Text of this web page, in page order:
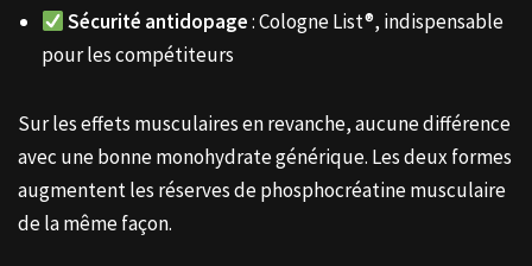
Sécurité antidopage: Cologne List®, indispensable
pour les compétiteurs
Sur les effets musculaires en revanche, aucune différence
avec une bonne monohydrate générique. Les deux formes
augmentent les réserves de phosphocréatine musculaire
de la même façon.